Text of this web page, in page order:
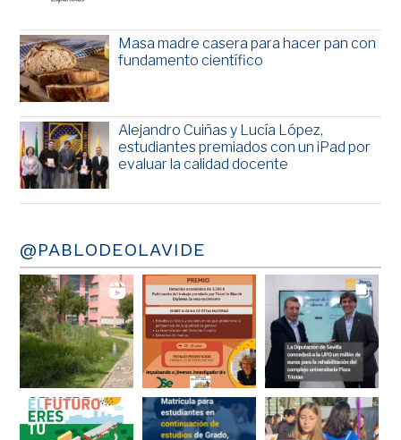
Masa madre casera para hacer pan con
fundamento científico
Alejandro Cuiñas y Lucía López,
estudiantes premiados con un iPad por
evaluar la calidad docente
@PABLODEOLAVIDE